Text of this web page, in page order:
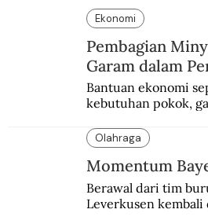
Ekonomi
Pembagian
Garam dalam
Bantuan ekonomi
kebutuhan pokok,
peringatan Hari Ibu.
Olahraga
Momentum
Berawal dari tim
Leverkusen